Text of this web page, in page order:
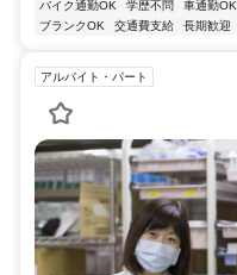
バイク通勤OK
学歴不問 車通勤OK
ブランクOK
交通費支給 長期歓迎
アルバイト・パート